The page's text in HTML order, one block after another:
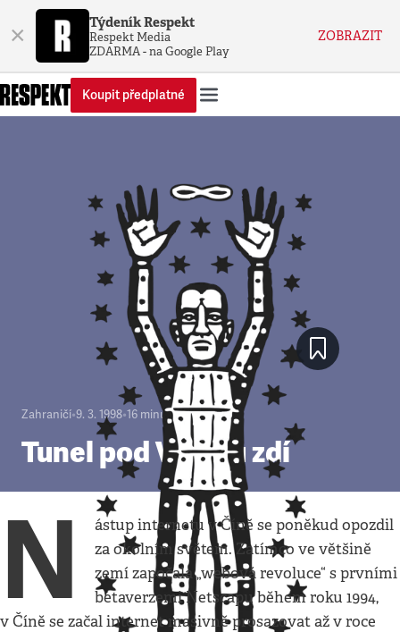
× Týdeník Respekt
Respekt Media
ZDARMA - na Google Play
ZOBRAZIT
Koupit předplatné
Zahraničí•9. 3. 1998•16 minut
Tunel pod Velkou zdí
N
ástup internetu v Číně se poněkud opozdil
za okolním světem. Zatímco ve většině
zemí započala „webová revoluce“ s prvními
betaverzemi Netscapu během roku 1994,
v Číně se začal internet masivně prosazovat až v roce